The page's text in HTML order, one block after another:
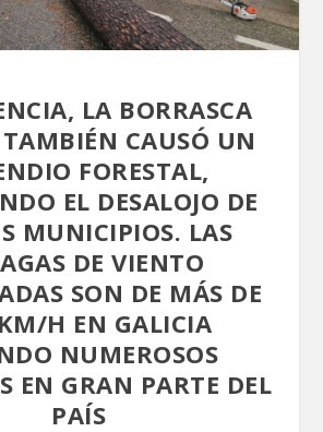
LA BORRASCA
CAUSÓ UN
FORESTAL,
EL DESALOJO DE
MUNICIPIOS. LAS
DE VIENTO
SON DE MÁS DE
H EN GALICIA
NUMEROSOS
EN GRAN PARTE DEL
PAÍS